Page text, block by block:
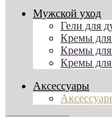
Мужской уход
Гели для
Кремы
Кремы
Кремы
Аксессуары